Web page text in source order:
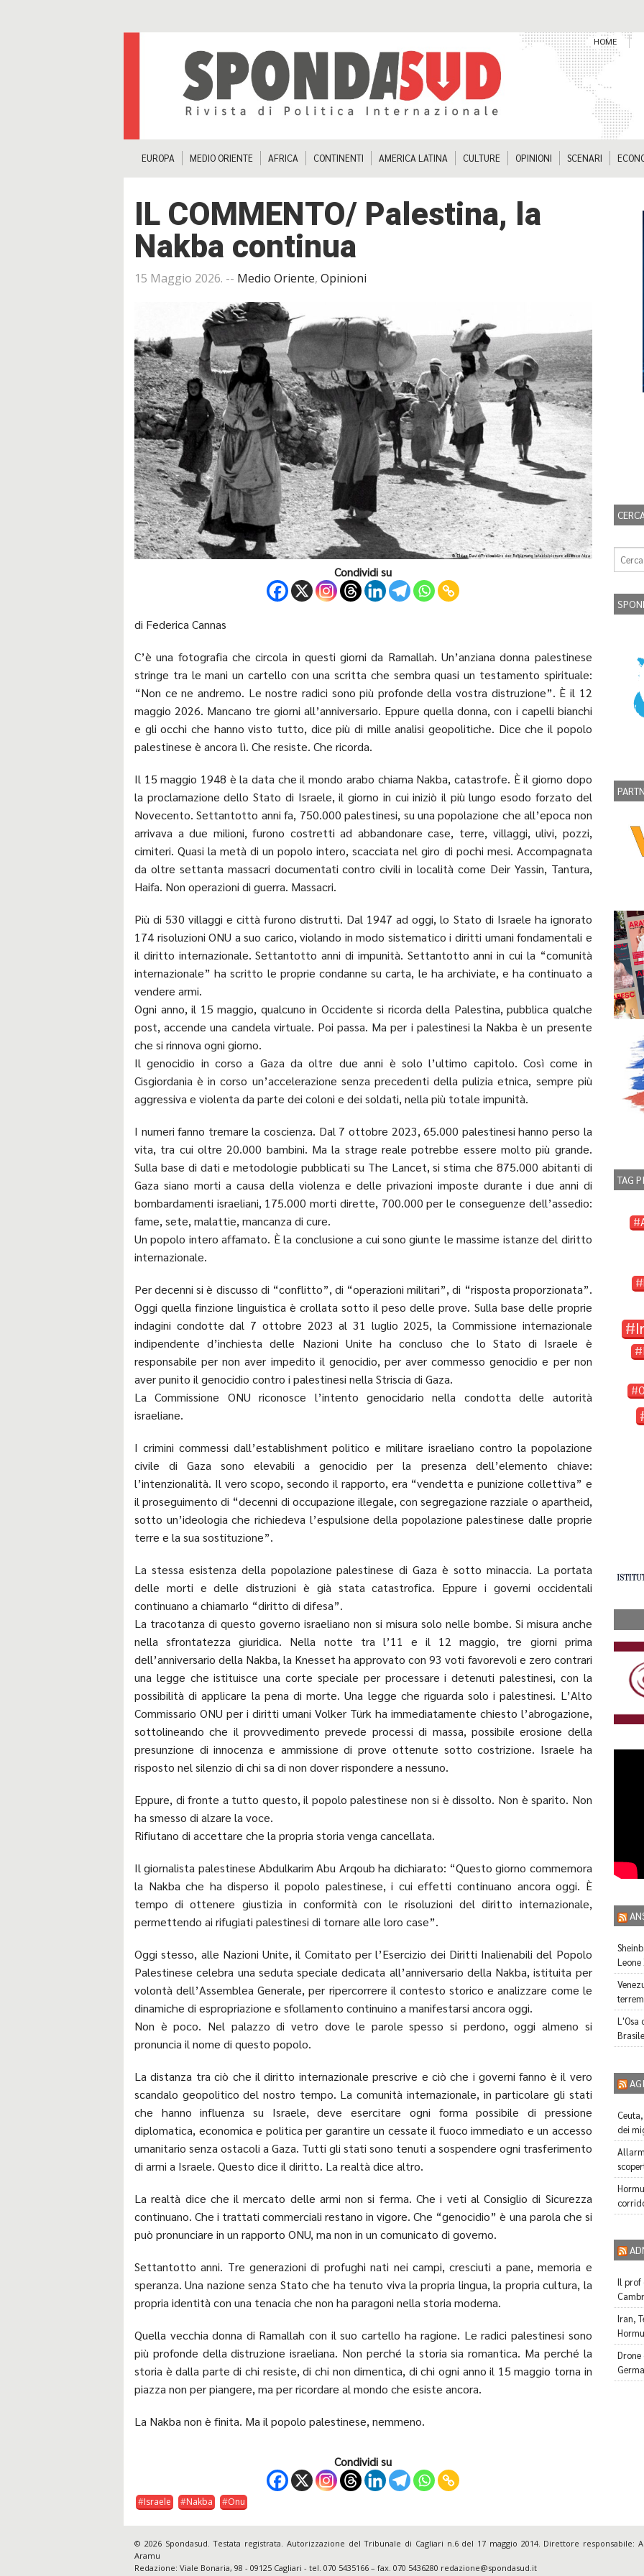
HOME
EUROPA MEDIO ORIENTE AFRICA CONTINENTI AMERICA LATINA CULTURE OPINIONI SCENARI
IL COMMENTO/ Palestina, la
Nakba continua
15 Maggio 2026. -- Medio Oriente, Opinioni
Condividi su
di Federica Cannas
C’è una fotografia che circola in questi giorni da Ramallah. Un’anziana donna palestinese
stringe tra le mani un cartello con una scritta che sembra quasi un testamento spirituale:
“Non ce ne andremo. Le nostre radici sono più profonde della vostra distruzione”. È il 12
maggio 2026. Mancano tre giorni all’anniversario. Eppure quella donna, con i capelli bianchi
e gli occhi che hanno visto tutto, dice più di mille analisi geopolitiche. Dice che il popolo
palestinese è ancora lì. Che resiste. Che ricorda.
Il 15 maggio 1948 è la data che il mondo arabo chiama Nakba, catastrofe. È il giorno dopo
la proclamazione dello Stato di Israele, il giorno in cui iniziò il più lungo esodo forzato del
Novecento. Settantotto anni fa, 750.000 palestinesi, su una popolazione che all’epoca non
arrivava a due milioni, furono costretti ad abbandonare case, terre, villaggi, ulivi, pozzi,
cimiteri. Quasi la metà di un popolo intero, scacciata nel giro di pochi mesi. Accompagnata
da oltre settanta massacri documentati contro civili in località come Deir Yassin, Tantura,
Haifa. Non operazioni di guerra. Massacri.
Più di 530 villaggi e città furono distrutti. Dal 1947 ad oggi, lo Stato di Israele ha ignorato
174 risoluzioni ONU a suo carico, violando in modo sistematico i diritti umani fondamentali e
il diritto internazionale. Settantotto anni di impunità. Settantotto anni in cui la “comunità
internazionale” ha scritto le proprie condanne su carta, le ha archiviate, e ha continuato a
vendere armi.
Ogni anno, il 15 maggio, qualcuno in Occidente si ricorda della Palestina, pubblica qualche
post, accende una candela virtuale. Poi passa. Ma per i palestinesi la Nakba è un presente
che si rinnova ogni giorno.
Il genocidio in corso a Gaza da oltre due anni è solo l’ultimo capitolo. Così come in
Cisgiordania è in corso un’accelerazione senza precedenti della pulizia etnica, sempre più
aggressiva e violenta da parte dei coloni e dei soldati, nella più totale impunità.
I numeri fanno tremare la coscienza. Dal 7 ottobre 2023, 65.000 palestinesi hanno perso la
vita, tra cui oltre 20.000 bambini. Ma la strage reale potrebbe essere molto più grande.
Sulla base di dati e metodologie pubblicati su The Lancet, si stima che 875.000 abitanti di
Gaza siano morti a causa della violenza e delle privazioni imposte durante i due anni di
bombardamenti israeliani, 175.000 morti dirette, 700.000 per le conseguenze dell’assedio:
fame, sete, malattie, mancanza di cure.
Un popolo intero affamato. È la conclusione a cui sono giunte le massime istanze del diritto
internazionale.
Per decenni si è discusso di “conflitto”, di “operazioni militari”, di “risposta proporzionata”.
Oggi quella finzione linguistica è crollata sotto il peso delle prove. Sulla base delle proprie
indagini condotte dal 7 ottobre 2023 al 31 luglio 2025, la Commissione internazionale
indipendente d’inchiesta delle Nazioni Unite ha concluso che lo Stato di Israele è
responsabile per non aver impedito il genocidio, per aver commesso genocidio e per non
aver punito il genocidio contro i palestinesi nella Striscia di Gaza.
La Commissione ONU riconosce l’intento genocidario nella condotta delle autorità
israeliane.
I crimini commessi dall’establishment politico e militare israeliano contro la popolazione
civile di Gaza sono elevabili a genocidio per la presenza dell’elemento chiave:
l’intenzionalità. Il vero scopo, secondo il rapporto, era “vendetta e punizione collettiva” e
il proseguimento di “decenni di occupazione illegale, con segregazione razziale o apartheid,
sotto un’ideologia che richiedeva l’espulsione della popolazione palestinese dalle proprie
terre e la sua sostituzione”.
La stessa esistenza della popolazione palestinese di Gaza è sotto minaccia. La portata
delle morti e delle distruzioni è già stata catastrofica. Eppure i governi occidentali
continuano a chiamarlo “diritto di difesa”.
La tracotanza di questo governo israeliano non si misura solo nelle bombe. Si misura anche
nella sfrontatezza giuridica. Nella notte tra l’11 e il 12 maggio, tre giorni prima
dell’anniversario della Nakba, la Knesset ha approvato con 93 voti favorevoli e zero contrari
una legge che istituisce una corte speciale per processare i detenuti palestinesi, con la
possibilità di applicare la pena di morte. Una legge che riguarda solo i palestinesi. L’Alto
Commissario ONU per i diritti umani Volker Türk ha immediatamente chiesto l’abrogazione,
sottolineando che il provvedimento prevede processi di massa, possibile erosione della
presunzione di innocenza e ammissione di prove ottenute sotto costrizione. Israele ha
risposto nel silenzio di chi sa di non dover rispondere a nessuno.
Eppure, di fronte a tutto questo, il popolo palestinese non si è dissolto. Non è sparito. Non
ha smesso di alzare la voce.
Rifiutano di accettare che la propria storia venga cancellata.
Il giornalista palestinese Abdulkarim Abu Arqoub ha dichiarato: “Questo giorno commemora
la Nakba che ha disperso il popolo palestinese, i cui effetti continuano ancora oggi. È
tempo di ottenere giustizia in conformità con le risoluzioni del diritto internazionale,
permettendo ai rifugiati palestinesi di tornare alle loro case”.
Oggi stesso, alle Nazioni Unite, il Comitato per l’Esercizio dei Diritti Inalienabili del Popolo
Palestinese celebra una seduta speciale dedicata all’anniversario della Nakba, istituita per
volontà dell’Assemblea Generale, per ripercorrere il contesto storico e analizzare come le
dinamiche di espropriazione e sfollamento continuino a manifestarsi ancora oggi.
Non è poco. Nel palazzo di vetro dove le parole spesso si perdono, oggi almeno si
pronuncia il nome di questo popolo.
La distanza tra ciò che il diritto internazionale prescrive e ciò che i governi fanno è il vero
scandalo geopolitico del nostro tempo. La comunità internazionale, in particolare gli stati
che hanno influenza su Israele, deve esercitare ogni forma possibile di pressione
diplomatica, economica e politica per garantire un cessate il fuoco immediato e un accesso
umanitario senza ostacoli a Gaza. Tutti gli stati sono tenuti a sospendere ogni trasferimento
di armi a Israele. Questo dice il diritto. La realtà dice altro.
La realtà dice che il mercato delle armi non si ferma. Che i veti al Consiglio di Sicurezza
continuano. Che i trattati commerciali restano in vigore. Che “genocidio” è una parola che si
può pronunciare in un rapporto ONU, ma non in un comunicato di governo.
Settantotto anni. Tre generazioni di profughi nati nei campi, cresciuti a pane, memoria e
speranza. Una nazione senza Stato che ha tenuto viva la propria lingua, la propria cultura, la
propria identità con una tenacia che non ha paragoni nella storia moderna.
Quella vecchia donna di Ramallah con il suo cartello ha ragione. Le radici palestinesi sono
più profonde della distruzione israeliana. Non perché la storia sia romantica. Ma perché la
storia è dalla parte di chi resiste, di chi non dimentica, di chi ogni anno il 15 maggio torna in
piazza non per piangere, ma per ricordare al mondo che esiste ancora.
La Nakba non è finita. Ma il popolo palestinese, nemmeno.
Condividi su
Israele Nakba Onu
TAG
Leone
L'Osa
AGI
dei
Il prof
Iran,
© 2026 Spondasud. Testata registrata. Autorizzazione del Tribunale di Cagliari n.6 del 17 maggio 2014. Direttore responsabile:
Aramu
Redazione: Viale Bonaria, 98 - 09125 Cagliari - tel. 070 5435166 – fax. 070 5436280 redazione@spondasud.it